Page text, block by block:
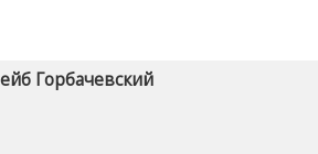
Горбачевский